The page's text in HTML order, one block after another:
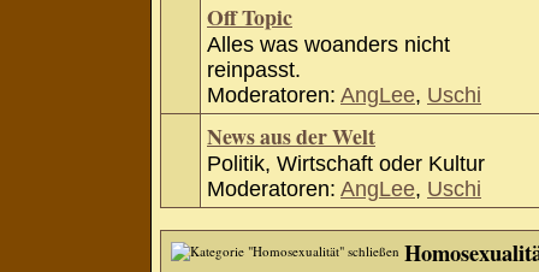
Off Topic
Alles was woanders nicht
reinpasst.
Moderatoren: AngLee, Uschi
News aus der Welt
Politik, Wirtschaft oder Kultur
Moderatoren: AngLee, Uschi